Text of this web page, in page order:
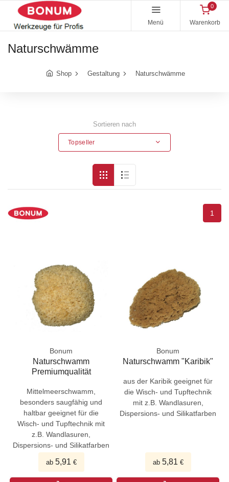
Menü
0
Warenkorb
Naturschwämme
Shop Gestaltung Naturschwämme
Sortieren nach
Topseller
1
Bonum
Naturschwamm
Premiumqualität
Mittelmeerschwamm,
besonders saugfähig und
haltbar geeignet für die
Wisch- und Tupftechnik mit
z.B. Wandlasuren,
Dispersions- und Silikatfarben
ab 5,91€
Bonum
Naturschwamm "Karibik"
aus der Karibik geeignet für
die Wisch- und Tupftechnik
mit z.B. Wandlasuren,
Dispersions- und Silikatfarben
ab 5,81€